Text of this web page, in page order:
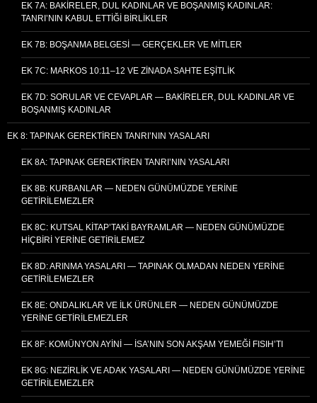
EK 7A: BAKIRELER, DUL KADINLAR VE BOŞANMIŞ KADINLAR:
TANRI’NIN KABUL ETTIĞI BIRLIKLER
EK 7B: BOŞANMA BELGESI — GERÇEKLER VE MITLER
EK 7C: MARKOS 10:11–12 VE ZINADA SAHTE EŞITLIK
EK 7D: SORULAR VE CEVAPLAR — BAKIRELER, DUL KADINLAR VE
BOŞANMIŞ KADINLAR
EK 8: TAPINAK GEREKTIREN TANRI’NIN YASALARI
EK 8A: TAPINAK GEREKTIREN TANRI’NIN YASALARI
EK 8B: KURBANLAR — NEDEN GÜNÜMÜZDE YERINE
GETIRILEMEZLER
EK 8C: KUTSAL KITAP’TAKI BAYRAMLAR — NEDEN GÜNÜMÜZDE
HIÇBIRI YERINE GETIRILEMEZ
EK 8D: ARINMA YASALARI — TAPINAK OLMADAN NEDEN YERINE
GETIRILEMEZLER
EK 8E: ONDALIKLAR VE İLK ÜRÜNLER — NEDEN GÜNÜMÜZDE
YERINE GETIRILEMEZLER
EK 8F: KOMÜNYON AYINI — İSA’NIN SON AKŞAM YEMEĞI FISIH’TI
EK 8G: NEZIRLIK VE ADAK YASALARI — NEDEN GÜNÜMÜZDE YERINE
GETIRILEMEZLER